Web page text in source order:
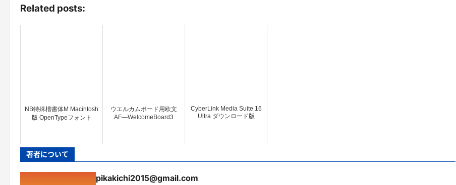
Related posts:
NB特殊楷書体M Macintosh
版 OpenTypeフォント
ウエルカムボード用欧文
AF―WelcomeBoard3
CyberLink Media Suite 16
Ultra ダウンロード版
著者について
pikakichi2015@gmail.com